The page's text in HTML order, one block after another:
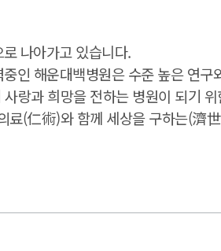
나아가고 있습니다.
인 해운대백병원은 수준 높은 연구
랑과 희망을 전하는 병원이 되기
료(仁術)와 함께 세상을 구하는(濟